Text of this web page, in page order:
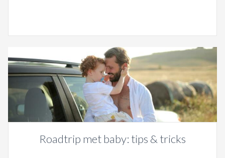
Roadtrip met baby: tips & tricks